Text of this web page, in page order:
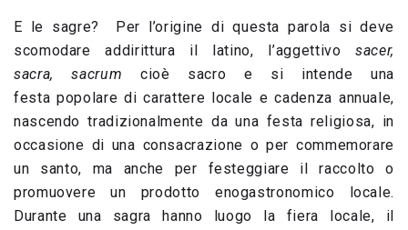
E le sagre? Per l’origine di questa parola si deve
scomodare addirittura il latino, l’aggettivo sacer,
sacra, sacrum cioè sacro e si intende una
festa popolare di carattere locale e cadenza annuale,
nascendo tradizionalmente da una festa religiosa, in
occasione di una consacrazione o per commemorare
un santo, ma anche per festeggiare il raccolto o
promuovere un prodotto enogastronomico locale.
Durante una sagra hanno luogo la fiera locale, il